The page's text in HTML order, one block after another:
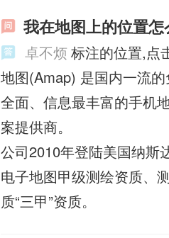
我在地图上的位置
卓不烦 标注的位置,点
地图(Amap) 是国内一流
全面、信息最丰富的手机
案提供商。
公司2010年登陆美国纳斯
电子地图甲级测绘资质、
质“三甲”资质。